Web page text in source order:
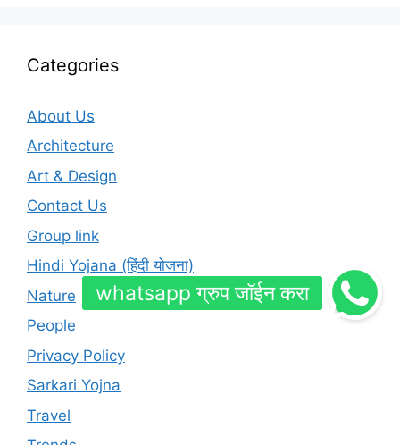
Categories
About Us
Architecture
Art & Design
Contact Us
Group link
Hindi Yojana (हिंदी योजना)
Nature
People
Privacy Policy
Sarkari Yojna
Travel